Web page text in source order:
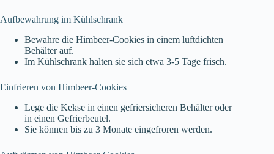
Aufbewahrung im Kühlschrank
Bewahre die Himbeer-Cookies in einem luftdichten
Behälter auf.
Im Kühlschrank halten sie sich etwa 3-5 Tage frisch.
Einfrieren von Himbeer-Cookies
Lege die Kekse in einen gefriersicheren Behälter oder
in einen Gefrierbeutel.
Sie können bis zu 3 Monate eingefroren werden.